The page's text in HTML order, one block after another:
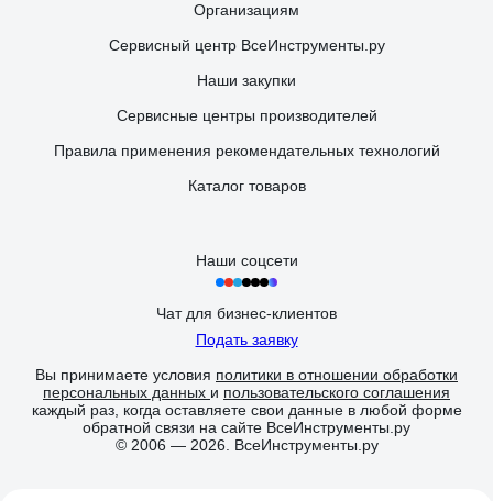
Организациям
Сервисный центр ВсеИнструменты.ру
Наши закупки
Сервисные центры производителей
Правила применения рекомендательных технологий
Каталог товаров
Наши соцсети
Чат для бизнес-клиентов
Подать заявку
Вы принимаете условия политики в отношении обработки
персональных данных и пользовательского соглашения
каждый раз, когда оставляете свои данные в любой форме
обратной связи на сайте ВсеИнструменты.ру
© 2006 — 2026. ВсеИнструменты.ру